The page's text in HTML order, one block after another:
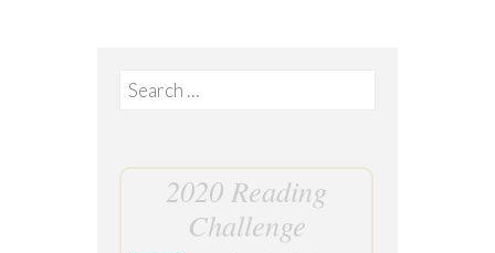
Search
2020 Reading
Challenge